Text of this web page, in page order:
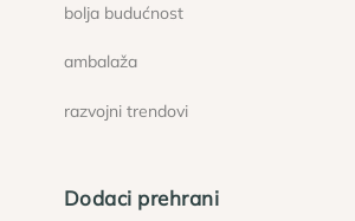
bolja budućnost
ambalaža
razvojni trendovi
Dodaci prehrani